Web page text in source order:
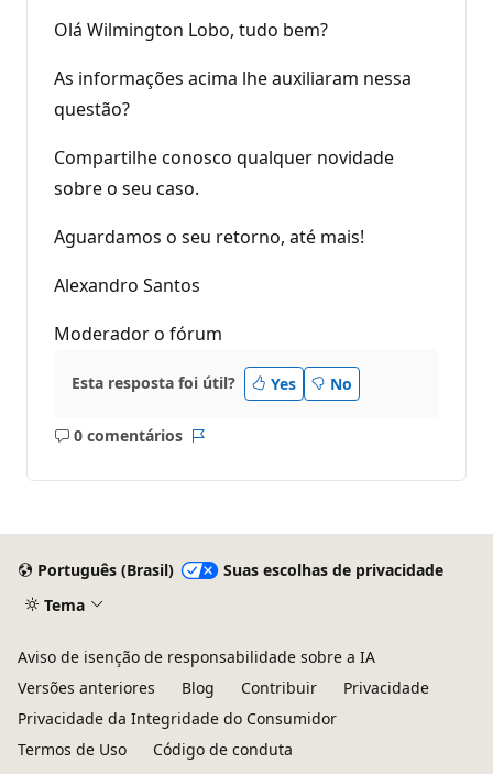
Olá Wilmington Lobo, tudo bem?
As informações acima lhe auxiliaram nessa
questão?
Compartilhe conosco qualquer novidade
sobre o seu caso.
Aguardamos o seu retorno, até mais!
Alexandro Santos
Moderador o fórum
Esta resposta foi útil? Yes No
0 comentários
Sem
Português (Brasil)
Suas escolhas de privacidade
Tema
Aviso de isenção de responsabilidade sobre a IA
Versões anteriores
Blog Contribuir
Privacidade
Privacidade da Integridade do Consumidor
Termos de Uso
Código de conduta